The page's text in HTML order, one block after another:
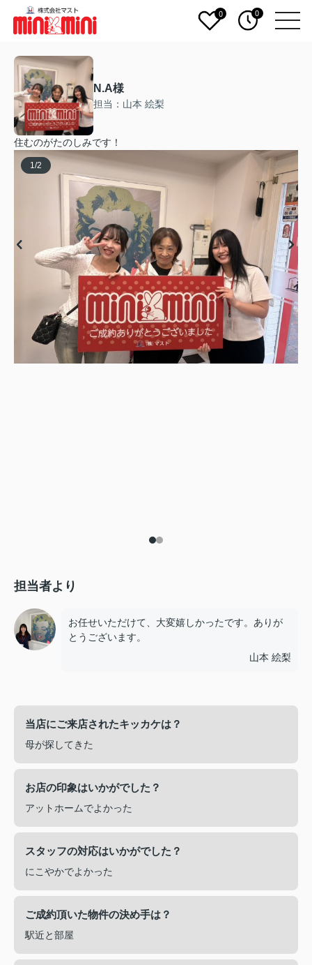
0 0
N.A様
担当：山本 絵梨
住むのがたのしみです！
1 /2
担当者より
お任せいただけて、大変嬉しかったです。ありが
とうございます。
山本 絵梨
当店にご来店されたキッカケは？
母が探してきた
お店の印象はいかがでした？
アットホームでよかった
スタッフの対応はいかがでした？
にこやかでよかった
ご成約頂いた物件の決め手は？
駅近と部屋